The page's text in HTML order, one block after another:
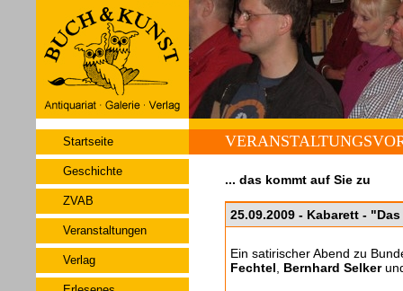
Startseite
Geschichte
ZVAB
Veranstaltungen
Verlag
... das kommt auf Sie zu
25.09.2009 - Kabarett -
Ein satirischer Abend zu
Fechtel
Bernhard Selker